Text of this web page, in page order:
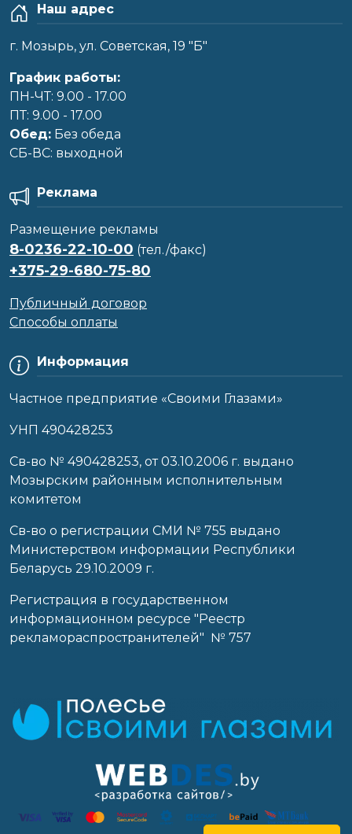
Наш адрес
г. Мозырь, ул. Советская, 19 "Б"
График работы:
ПН-ЧТ: 9.00 - 17.00
ПТ: 9.00 - 17.00
Обед: Без обеда
CБ-ВС: выходной
Информация
Частное предприятие «Своими Глазами»
УНП 490428253
Cв-во № 490428253, от 03.10.2006 г. выдано
Мозырским районным исполнительным
комитетом
Св-во о регистрации СМИ № 755 выдано
Министерством информации Республики
Беларусь 29.10.2009 г.
Регистрация в государственном
информационном ресурсе "Реестр
рекламораспространителей" № 757
Реклама
Размещение рекламы
8-0236-22-10-00 (тел./факс)
+375-29-680-75-80
Публичный договор
Способы оплаты